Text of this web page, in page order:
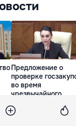
Предложение о
проверке
во время
чрезвычайного
отклонили9 Июл. 13:53